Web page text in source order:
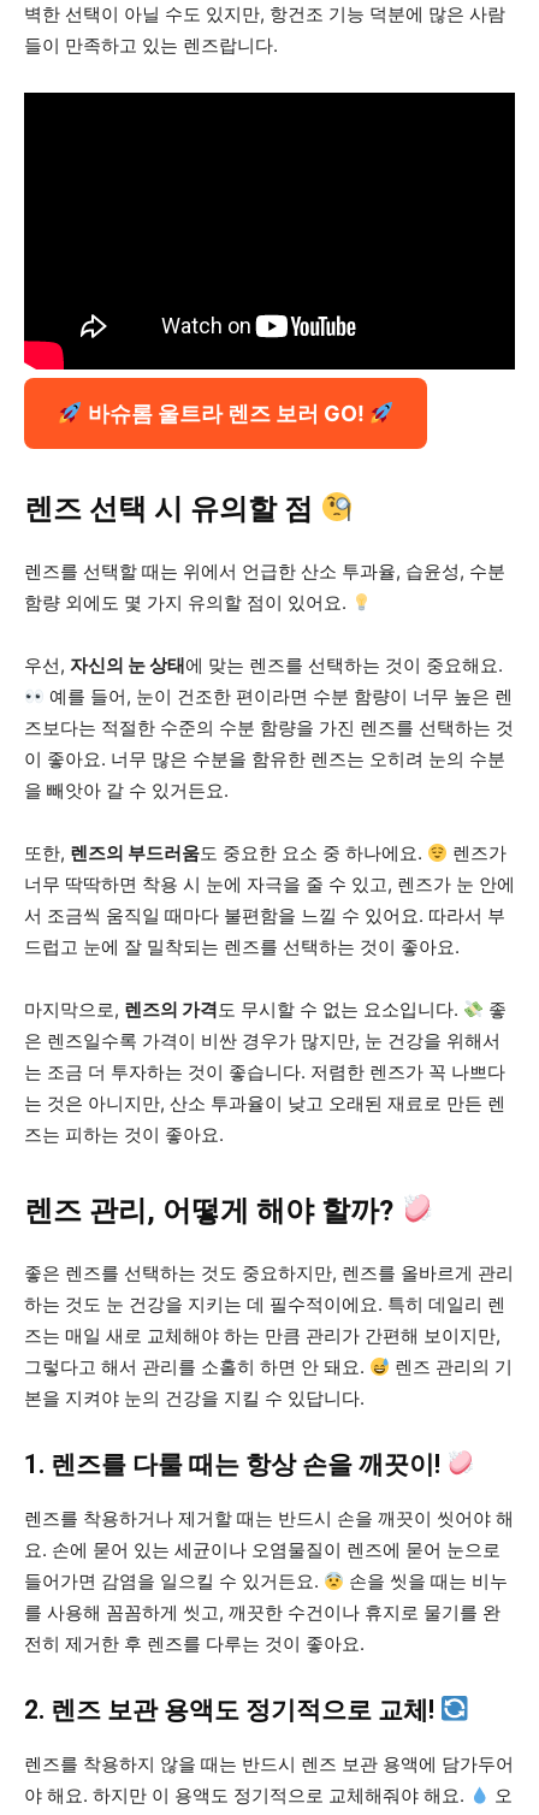
벽한 선택이 아닐 수도 있지만, 항건조 기능 덕분에 많은 사람
들이 만족하고 있는 렌즈랍니다.
바슈롬 울트라 렌즈 보러 GO!
렌즈 선택 시 유의할 점
렌즈를 선택할 때는 위에서 언급한 산소 투과율, 습윤성, 수분
함량 외에도 몇 가지 유의할 점이 있어요.
우선, 자신의 눈 상태에 맞는 렌즈를 선택하는 것이 중요해요.
예를 들어, 눈이 건조한 편이라면 수분 함량이 너무 높은 렌
즈보다는 적절한 수준의 수분 함량을 가진 렌즈를 선택하는 것
이 좋아요. 너무 많은 수분을 함유한 렌즈는 오히려 눈의 수분
을 빼앗아 갈 수 있거든요.
또한, 렌즈의 부드러움도 중요한 요소 중 하나에요.
렌즈가
너무 딱딱하면 착용 시 눈에 자극을 줄 수 있고, 렌즈가 눈 안에
서 조금씩 움직일 때마다 불편함을 느낄 수 있어요. 따라서 부
드럽고 눈에 잘 밀착되는 렌즈를 선택하는 것이 좋아요.
마지막으로, 렌즈의 가격도 무시할 수 없는 요소입니다.
좋
은 렌즈일수록 가격이 비싼 경우가 많지만, 눈 건강을 위해서
는 조금 더 투자하는 것이 좋습니다. 저렴한 렌즈가 꼭 나쁘다
는 것은 아니지만, 산소 투과율이 낮고 오래된 재료로 만든 렌
즈는 피하는 것이 좋아요.
렌즈 관리, 어떻게 해야 할까?
좋은 렌즈를 선택하는 것도 중요하지만, 렌즈를 올바르게 관리
하는 것도 눈 건강을 지키는 데 필수적이에요. 특히 데일리 렌
즈는 매일 새로 교체해야 하는 만큼 관리가 간편해 보이지만,
그렇다고 해서 관리를 소홀히 하면 안 돼요.
렌즈 관리의 기
본을 지켜야 눈의 건강을 지킬 수 있답니다.
1. 렌즈를 다룰 때는 항상 손을 깨끗이!
렌즈를 착용하거나 제거할 때는 반드시 손을 깨끗이 씻어야 해
요. 손에 묻어 있는 세균이나 오염물질이 렌즈에 묻어 눈으로
들어가면 감염을 일으킬 수 있거든요.
손을 씻을 때는 비누
를 사용해 꼼꼼하게 씻고, 깨끗한 수건이나 휴지로 물기를 완
전히 제거한 후 렌즈를 다루는 것이 좋아요.
2. 렌즈 보관 용액도 정기적으로 교체!
렌즈를 착용하지 않을 때는 반드시 렌즈 보관 용액에 담가두어
야 해요. 하지만 이 용액도 정기적으로 교체해줘야 해요.
오